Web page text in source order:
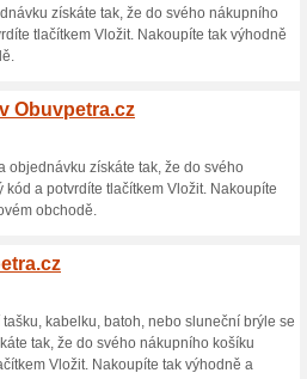
a
vše mimo
Kupón